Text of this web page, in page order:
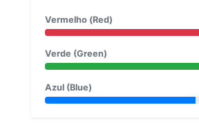
Vermelho (Red)
Verde (Green)
Azul (Blue)